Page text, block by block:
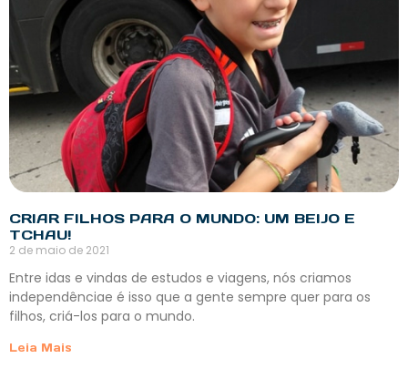
CRIAR FILHOS PARA O MUNDO: UM BEIJO E
TCHAU!
2 de maio de 2021
Entre idas e vindas de estudos e viagens, nós criamos
independênciae é isso que a gente sempre quer para os
filhos, criá-los para o mundo.
Leia Mais